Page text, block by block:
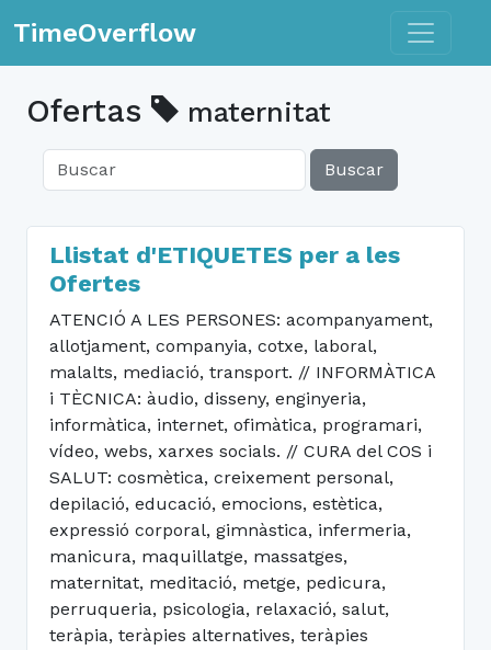
TimeOverflow Toggle
Ofertas maternitat
Buscar
Llistat d'ETIQUETES per a les
Ofertes
ATENCIÓ A LES PERSONES: acompanyament,
allotjament, companyia, cotxe, laboral,
malalts, mediació, transport. // INFORMÀTICA
i TÈCNICA: àudio, disseny, enginyeria,
informàtica, internet, ofimàtica, programari,
vídeo, webs, xarxes socials. // CURA del COS i
SALUT: cosmètica, creixement personal,
depilació, educació, emocions, estètica,
expressió corporal, gimnàstica, infermeria,
manicura, maquillatge, massatges,
maternitat, meditació, metge, pedicura,
perruqueria, psicologia, relaxació, salut,
teràpia, teràpies alternatives, teràpies